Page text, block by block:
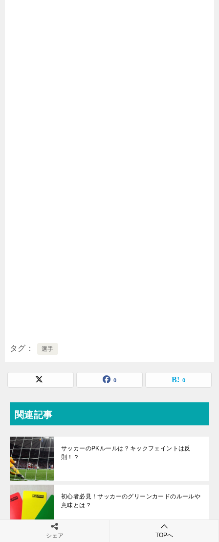
タグ 選手
0 0
関連記事
サッカーのPKルールは？キックフェイントは反
則！？
初心者必見！サッカーのグリーンカードのルールや
意味とは？
シェア TOPへ